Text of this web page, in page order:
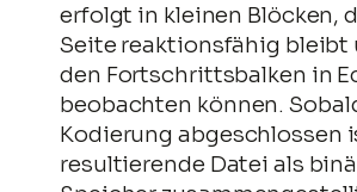
erfolgt in kleinen Blöcken,
Seite reaktionsfähig bleibt
den Fortschrittsbalken in
beobachten können.
Kodierung abgeschlossen
resultierende Datei als